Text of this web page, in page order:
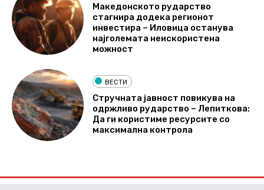
Македонското рударство
стагнира додека регионот
инвестира – Иловица останува
најголемата неискористена
можност
ВЕСТИ
Стручната јавност повикува на
одржливо рударство – Лепиткова:
Да ги користиме ресурсите со
максимална контрола